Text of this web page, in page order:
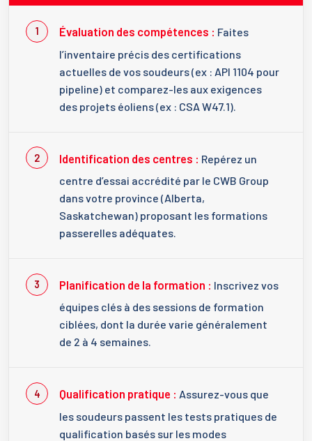
Évaluation des compétences : Faites
l’inventaire précis des certifications
actuelles de vos soudeurs (ex : API 1104 pour
pipeline) et comparez-les aux exigences
des projets éoliens (ex : CSA W47.1).
Identification des centres : Repérez un
centre d’essai accrédité par le CWB Group
dans votre province (Alberta,
Saskatchewan) proposant les formations
passerelles adéquates.
Planification de la formation : Inscrivez vos
équipes clés à des sessions de formation
ciblées, dont la durée varie généralement
de 2 à 4 semaines.
Qualification pratique : Assurez-vous que
les soudeurs passent les tests pratiques de
qualification basés sur les modes